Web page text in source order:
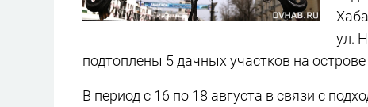
ул.
подтоплены 5 дачных участков на
В период с 16 по 18 августа в связи с